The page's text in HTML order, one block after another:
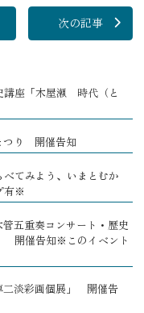
次の記事
座「木屋瀬 時代（と
つり 開催告知
てみよう、いまとむか
有※
五重奏コンサート・歴史
開催告知※このイベント
淡彩画個展」 開催告